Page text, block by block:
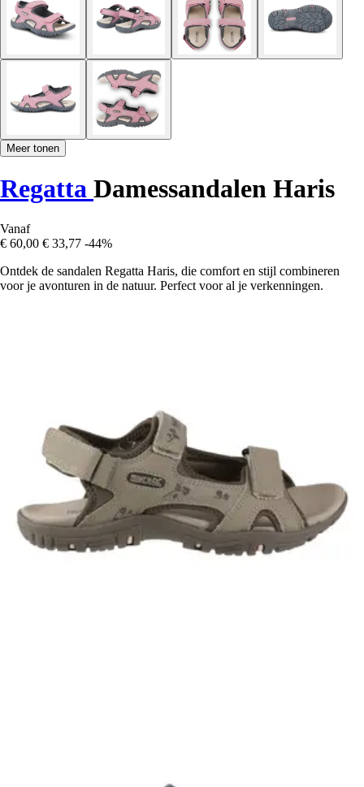
Meer tonen
Regatta Damessandalen Haris
Vanaf
€ 60,00 € 33,77 -44%
Ontdek de sandalen Regatta Haris, die comfort en stijl combineren
voor je avonturen in de natuur. Perfect voor al je verkenningen.